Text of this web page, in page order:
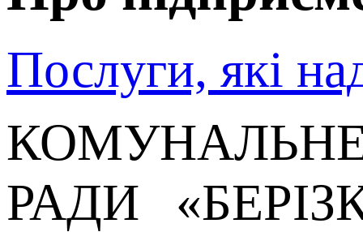
2007-2017 роки – головний редактор газети «Вісті
2020-2021 роки – інспектор відділу інформаційно-
З 2020 року депутат Харківської районної ради
Почесний громадянин Дергачівського району
Послуги, які
РАДИ